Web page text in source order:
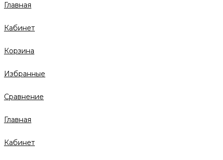
Главная
Кабинет
Корзина
Избранные
Сравнение
Главная
Кабинет